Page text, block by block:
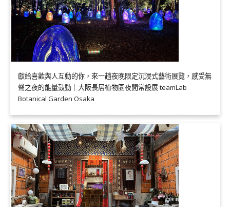
獻給喜歡與人互動的你，來一趟夜晚限定沉浸式藝術展覽，感受無
聲之夜的能量鼓動｜大阪長居植物園夜間常設展 teamLab
Botanical Garden Osaka